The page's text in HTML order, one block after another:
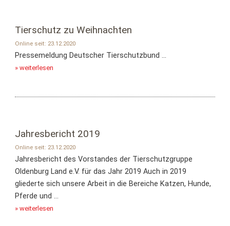
Tierschutz zu Weihnachten
Online seit: 23.12.2020
Pressemeldung Deutscher Tierschutzbund ...
» weiterlesen
Jahresbericht 2019
Online seit: 23.12.2020
Jahresbericht des Vorstandes der Tierschutzgruppe
Oldenburg Land e.V. für das Jahr 2019 Auch in 2019
gliederte sich unsere Arbeit in die Bereiche Katzen, Hunde,
Pferde und ...
» weiterlesen